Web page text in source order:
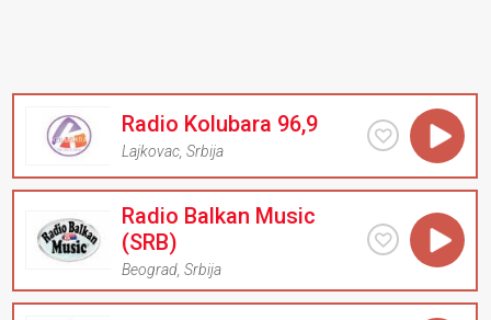
Radio Kolubara 96,9
Lajkovac ,Srbija
Radio Balkan Music
(SRB)
Beograd ,Srbija